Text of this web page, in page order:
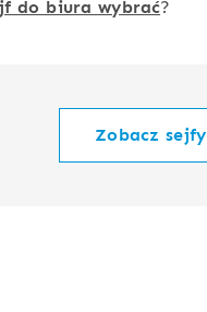
do biura wybrać?
Zobacz sejfy